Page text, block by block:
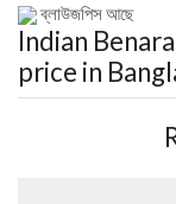
ব্লাউজপিস আছে
Indian
price in